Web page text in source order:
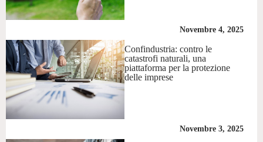
Novembre 4, 2025
Confindustria: contro le
catastrofi naturali, una
piattaforma per la protezione
delle imprese
Novembre 3, 2025